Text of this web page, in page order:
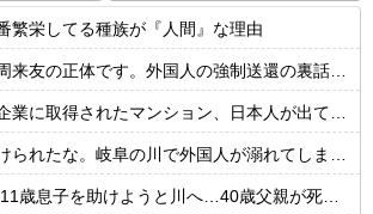
繁栄してる種族が『人間』な理由
正体です。外国人の強制送還の裏話を聞いて鳥肌が立ちました…
得されたマンション、日本人が出ていきネパール人で埋まる
れたな。岐阜の川で外国人が溺れてしまう事故。
を助けようと川へ…40歳父親が死亡 息子は母親が救助 愛知